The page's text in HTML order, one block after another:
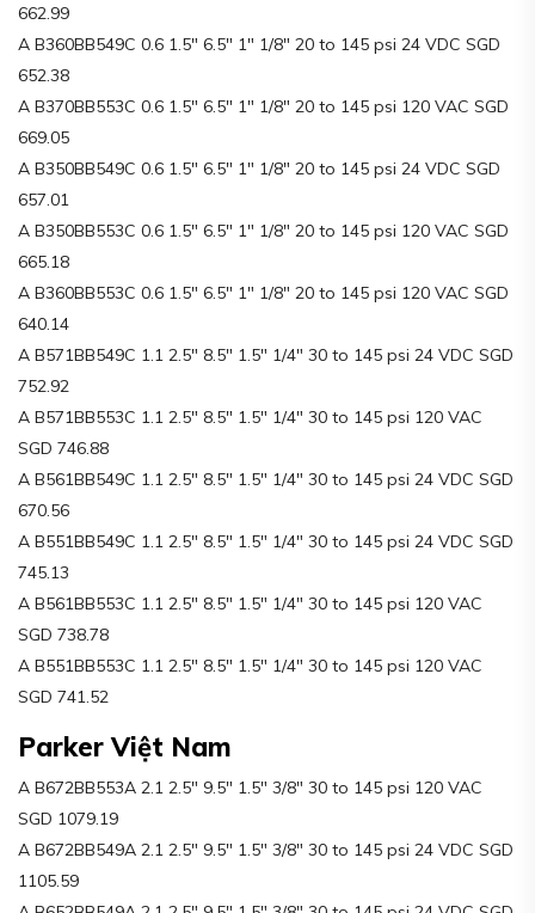
662.99
A B360BB549C 0.6 1.5″ 6.5″ 1″ 1/8″ 20 to 145 psi 24 VDC SGD
652.38
A B370BB553C 0.6 1.5″ 6.5″ 1″ 1/8″ 20 to 145 psi 120 VAC SGD
669.05
A B350BB549C 0.6 1.5″ 6.5″ 1″ 1/8″ 20 to 145 psi 24 VDC SGD
657.01
A B350BB553C 0.6 1.5″ 6.5″ 1″ 1/8″ 20 to 145 psi 120 VAC SGD
665.18
A B360BB553C 0.6 1.5″ 6.5″ 1″ 1/8″ 20 to 145 psi 120 VAC SGD
640.14
A B571BB549C 1.1 2.5″ 8.5″ 1.5″ 1/4″ 30 to 145 psi 24 VDC SGD
752.92
A B571BB553C 1.1 2.5″ 8.5″ 1.5″ 1/4″ 30 to 145 psi 120 VAC
SGD 746.88
A B561BB549C 1.1 2.5″ 8.5″ 1.5″ 1/4″ 30 to 145 psi 24 VDC SGD
670.56
A B551BB549C 1.1 2.5″ 8.5″ 1.5″ 1/4″ 30 to 145 psi 24 VDC SGD
745.13
A B561BB553C 1.1 2.5″ 8.5″ 1.5″ 1/4″ 30 to 145 psi 120 VAC
SGD 738.78
A B551BB553C 1.1 2.5″ 8.5″ 1.5″ 1/4″ 30 to 145 psi 120 VAC
SGD 741.52
Parker Việt Nam
A B672BB553A 2.1 2.5″ 9.5″ 1.5″ 3/8″ 30 to 145 psi 120 VAC
SGD 1079.19
A B672BB549A 2.1 2.5″ 9.5″ 1.5″ 3/8″ 30 to 145 psi 24 VDC SGD
1105.59